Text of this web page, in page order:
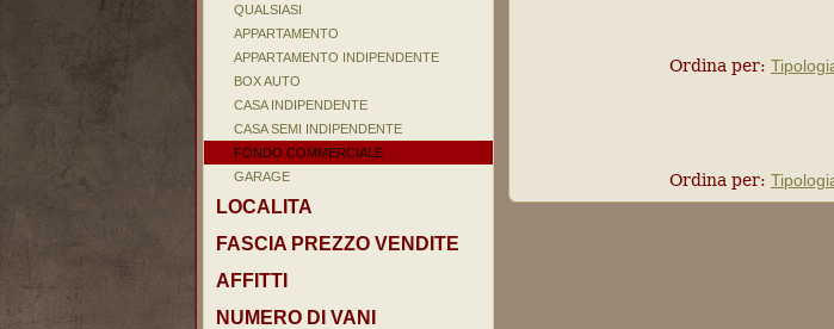
QUALSIASI
APPARTAMENTO
APPARTAMENTO INDIPENDENTE
BOX AUTO
CASA INDIPENDENTE
CASA SEMI INDIPENDENTE
FONDO COMMERCIALE
GARAGE
LOCALITA
FASCIA PREZZO VENDITE
AFFITTI
NUMERO DI VANI
Ordina per:
Ordina per: